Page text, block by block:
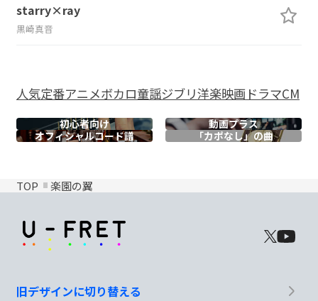
starry×ray
黒崎真音
人気定番アニメボカロ童謡ジブリ洋楽映画ドラマCM
初心者向け
動画プラス
オフィシャルコード譜 「カポなし」の曲
TOP 楽園の翼
旧デザインに切り替える